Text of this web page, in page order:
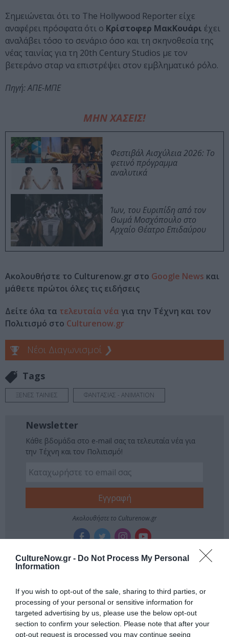
CultureNow.gr - Do Not Process My Personal
Information
If you wish to opt-out of the sale, sharing to third parties, or
processing of your personal or sensitive information for
targeted advertising by us, please use the below opt-out
section to confirm your selection. Please note that after your
opt-out request is processed you may continue seeing
Σημειώνεται ότι το The Hollywood Reporter είχε
αναφέρει πρόσφατα ότι ο Κρίστοφερ ΜακΚουάρι έχει
αναλάβει τόσο το σενάριο όσο και τη σκηνοθεσία της
νέας ταινίας για τη 20th Century Studios με τον
βετεράνο σταρ να επιστρέψει στον εμβληματικό ρόλο.
Πηγή: ΑΠΕ-ΜΠΕ
ΜΗΝ ΧΑΣΕΙΣ!
Φεστιβάλ Αισχύλεια 2026: Το
φετινό πρόγραμμα
αναλυτικά
Ίων, του Ευριπίδη από τον
Θωμά Μοσχόπουλο στο
Αρχαίο Θέατρο Επιδαύρου
Ακολουθήστε το Culturenow.gr στο Google News και
μάθετε πρώτοι όλες τις ειδήσεις
Δείτε όλα τα τελευταία νέα για την Τέχνη και τον
Πολιτισμό στο Culturenow.gr
Νέοι Διαγωνισμοί ❯
Tags
ΞΕΝΕΣ ΤΑΙΝΙΕΣ ΦΑΝΤΑΣΙΑΣ - ANIMATION
Newsletter
Κάθε βδομάδα στο e-mail σας τα τελευταία νέα για
την Τέχνη και τον Πολιτισμό!
Ακολουθήστε το Culturenow.gr